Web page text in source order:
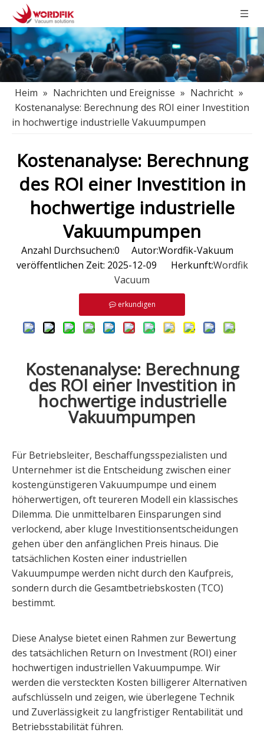
Heim » Nachrichten und Ereignisse » Nachricht »
Kostenanalyse: Berechnung des ROI einer Investition
in hochwertige industrielle Vakuumpumpen
Kostenanalyse: Berechnung
des ROI einer Investition in
hochwertige industrielle
Vakuumpumpen
Anzahl Durchsuchen:0 Autor:Wordfik-Vakuum
veröffentlichen Zeit: 2025-12-09 Herkunft:Wordfik
Vacuum
erkundigen
Kostenanalyse: Berechnung
des ROI einer Investition in
hochwertige industrielle
Vakuumpumpen
Für Betriebsleiter, Beschaffungsspezialisten und
Unternehmer ist die Entscheidung zwischen einer
kostengünstigeren Vakuumpumpe und einem
höherwertigen, oft teureren Modell ein klassisches
Dilemma. Die unmittelbaren Einsparungen sind
verlockend, aber kluge Investitionsentscheidungen
gehen über den anfänglichen Preis hinaus. Die
tatsächlichen Kosten einer industriellen
Vakuumpumpe werden nicht durch den Kaufpreis,
sondern durch die Gesamtbetriebskosten (TCO)
bestimmt.
Diese Analyse bietet einen Rahmen zur Bewertung
des tatsächlichen Return on Investment (ROI) einer
hochwertigen industriellen Vakuumpumpe. Wir
werden die versteckten Kosten billigerer Alternativen
aufschlüsseln und zeigen, wie überlegene Technik
und Zuverlässigkeit zu langfristiger Rentabilität und
Betriebsstabilität führen.